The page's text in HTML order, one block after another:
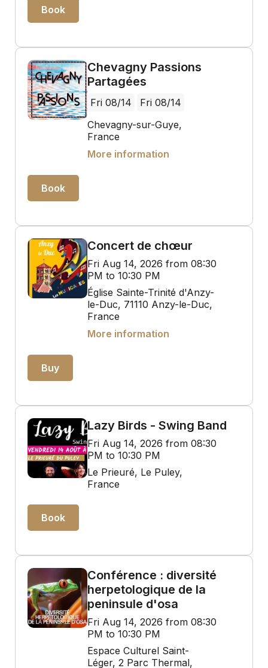
Book
Chevagny Passions
Partagées
Fri 08/14
Fri 08/14
Chevagny-sur-Guye,
France
More information
Book
Concert de chœur
Fri Aug 14, 2026 from 08:30
PM to 10:30 PM
Église Sainte-Trinité d'Anzy-
le-Duc, 71110 Anzy-le-Duc,
France
More information
Buy
Lazy Birds - Swing Band
Fri Aug 14, 2026 from 08:30
PM to 10:30 PM
Le Prieuré, Le Puley,
France
Book
Conférence : diversité
herpetologique de la
peninsule d'osa
Fri Aug 14, 2026 from 08:30
PM to 10:30 PM
Espace Culturel Saint-
Léger, 2 Parc Thermal,